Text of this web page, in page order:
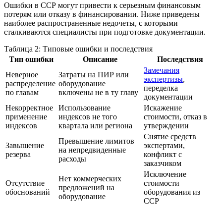
Ошибки в ССР могут привести к серьезным финансовым
потерям или отказу в финансировании. Ниже приведены
наиболее распространенные недочеты, с которыми
сталкиваются специалисты при подготовке документации.
Таблица 2: Типовые ошибки и последствия
Тип ошибки
Описание
Последствия
Неверное
распределение
по главам
Затраты на ПИР или
оборудование
включены не в ту главу
Замечания
экспертизы,
переделка
документации
Некорректное
применение
индексов
Использование
индексов не того
квартала или региона
Искажение
стоимости, отказ в
утверждении
Завышение
резерва
Превышение лимитов
на непредвиденные
расходы
Снятие средств
экспертами,
конфликт с
заказчиком
Отсутствие
обоснований
Нет коммерческих
предложений на
оборудование
Исключение
стоимости
оборудования из
ССР